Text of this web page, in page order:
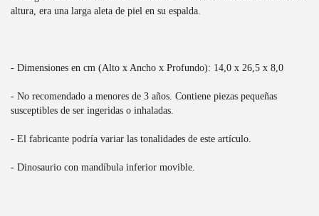
altura, era una larga aleta de piel en su espalda.
- Dimensiones en cm (Alto x Ancho x Profundo): 14,0 x 26,5 x 8,0
- No recomendado a menores de 3 años. Contiene piezas pequeñas
susceptibles de ser ingeridas o inhaladas.
- El fabricante podría variar las tonalidades de este artículo.
- Dinosaurio con mandíbula inferior movible.